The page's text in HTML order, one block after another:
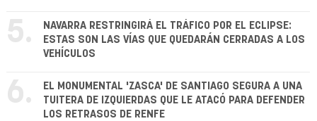
5.
NAVARRA RESTRINGIRÁ EL TRÁFICO POR EL ECLIPSE:
ESTAS SON LAS VÍAS QUE QUEDARÁN CERRADAS A LOS
VEHÍCULOS
6.
EL MONUMENTAL 'ZASCA' DE SANTIAGO SEGURA A UNA
TUITERA DE IZQUIERDAS QUE LE ATACÓ PARA DEFENDER
LOS RETRASOS DE RENFE